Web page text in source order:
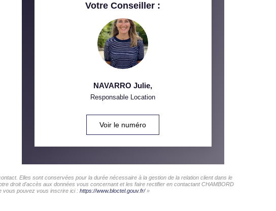
Votre Conseiller :
NAVARRO Julie,
Responsable Location
Voir le numéro
Elles sont conservées pour la durée nécessaire à la gestion de la relation client dans le
droit d'accès aux données vous concernant et les faire rectifier en contactant CHAMBORD
vous pouvez vous inscrire ici : https://www.bloctel.gouv.fr/»